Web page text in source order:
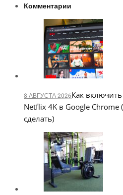
Комментарии
8 АВГУСТА 2026Как
Netflix 4K в Google Chrome
сделать)